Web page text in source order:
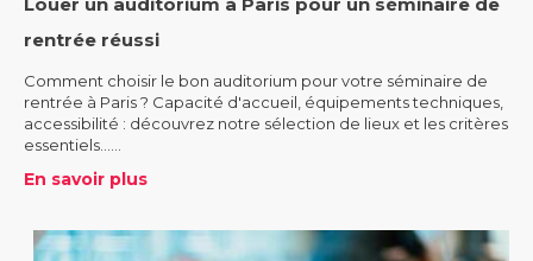
rentrée réussi
Comment choisir le bon auditorium pour votre séminaire de
rentrée à Paris ? Capacité d'accueil, équipements techniques,
accessibilité : découvrez notre sélection de lieux et les critères
essentiels......
En savoir plus